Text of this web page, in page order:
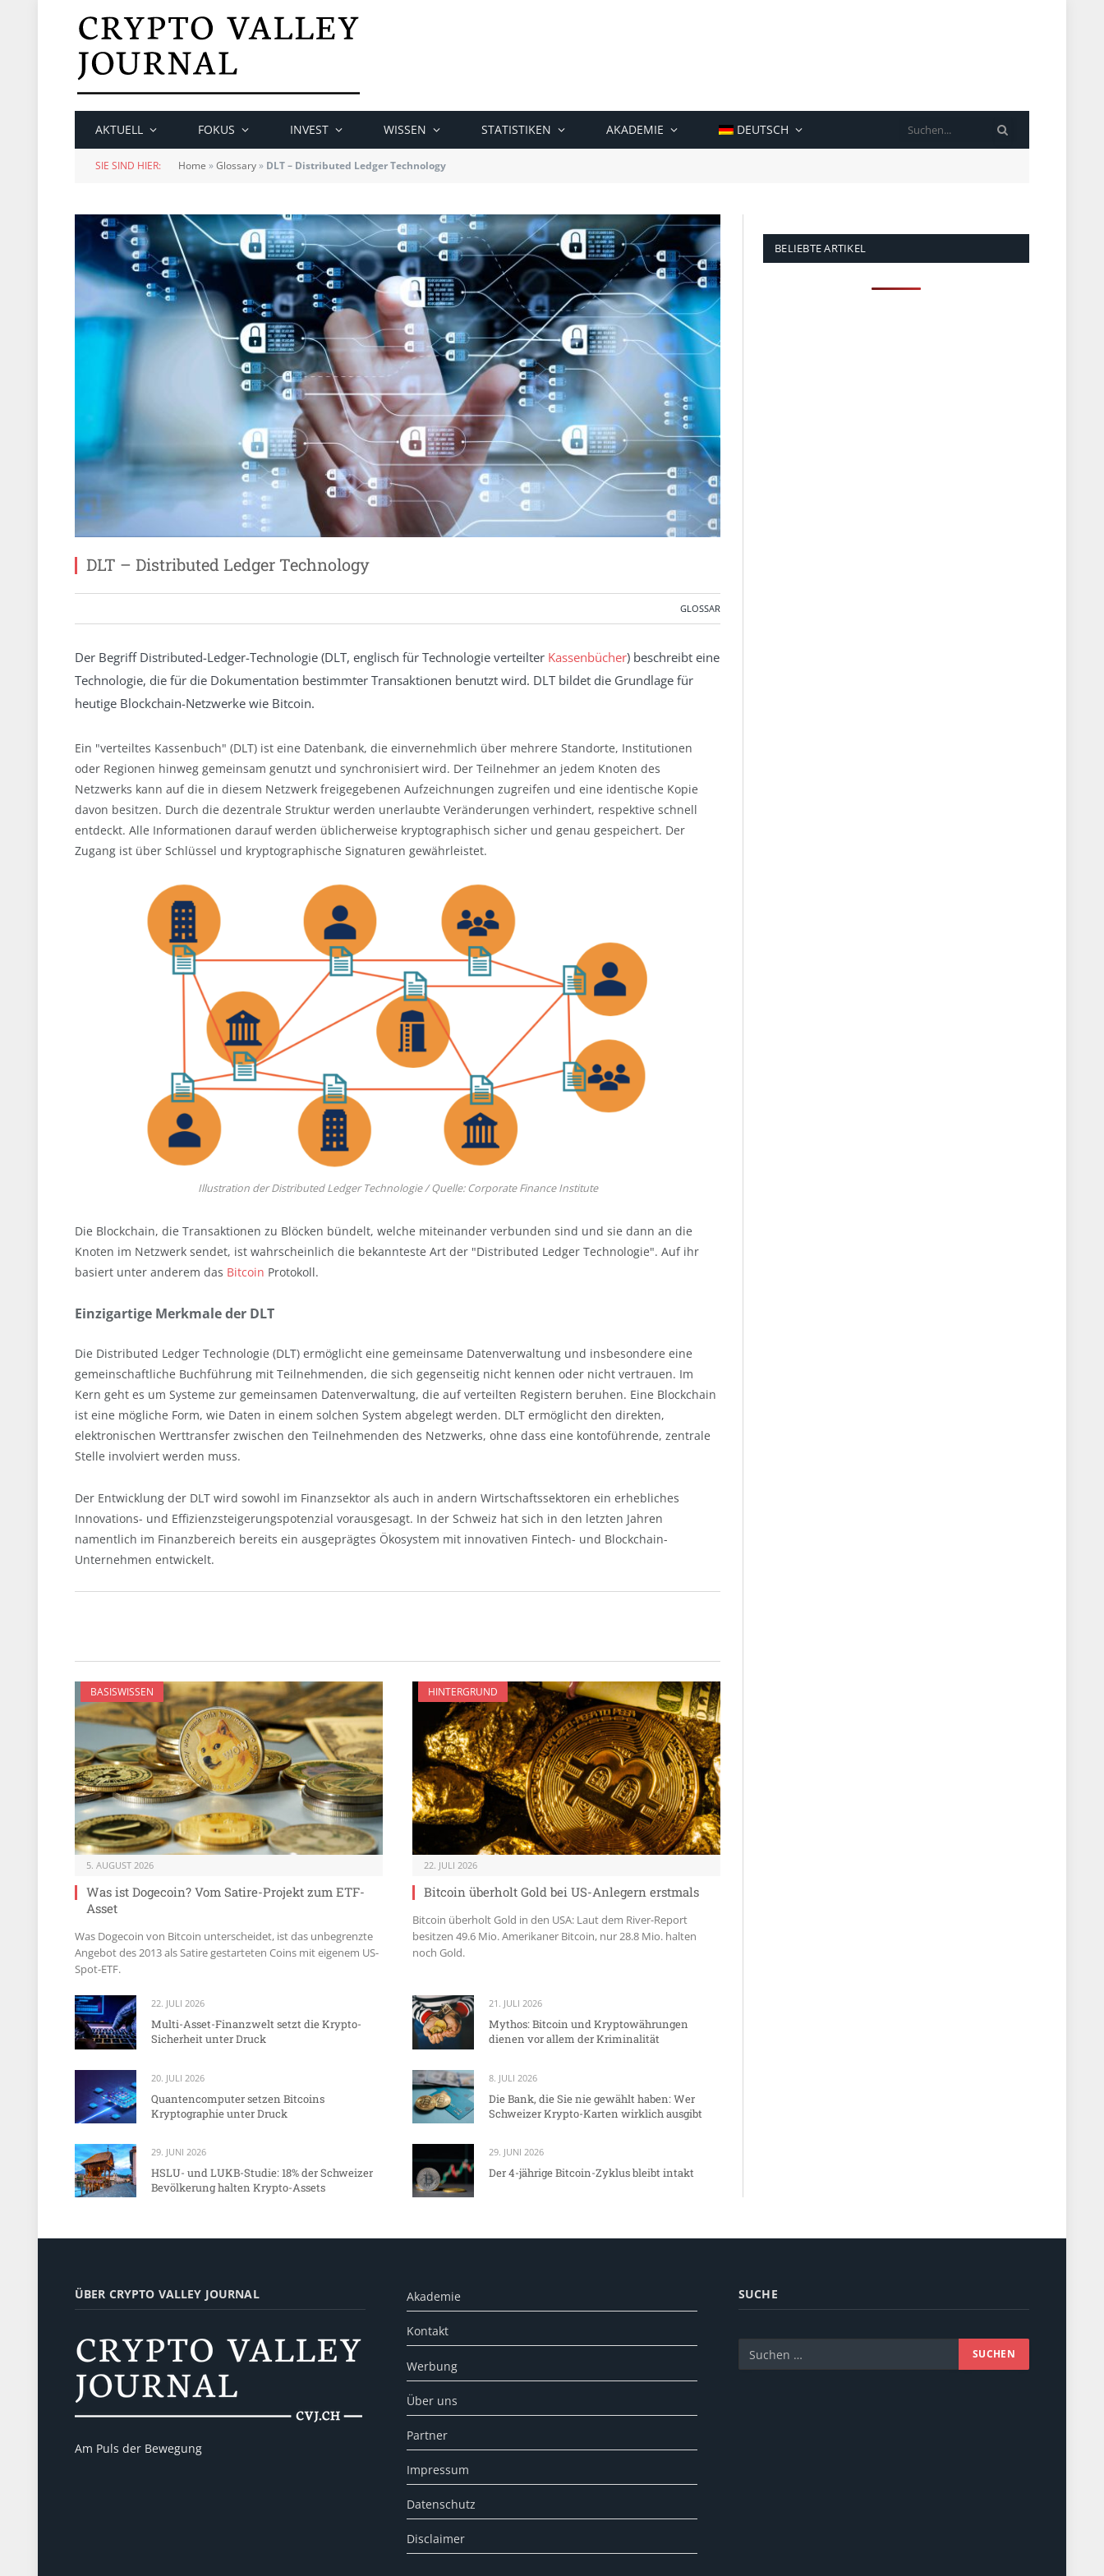
AKTUELL FOKUS INVEST WISSEN STATISTIKEN AKADEMIE DEUTSCH
SIE SIND HIER: Home »Glossary» DLT – Distributed Ledger Technology
DLT – Distributed Ledger Technology
GLOSSAR
Der Begriff Distributed-Ledger-Technologie (DLT, englisch für Technologie verteilter Kassenbücher) beschreibt eine
Technologie, die für die Dokumentation bestimmter Transaktionen benutzt wird. DLT bildet die Grundlage für
heutige Blockchain-Netzwerke wie Bitcoin.
Ein "verteiltes Kassenbuch" (DLT) ist eine Datenbank, die einvernehmlich über mehrere Standorte, Institutionen
oder Regionen hinweg gemeinsam genutzt und synchronisiert wird. Der Teilnehmer an jedem Knoten des
Netzwerks kann auf die in diesem Netzwerk freigegebenen Aufzeichnungen zugreifen und eine identische Kopie
davon besitzen. Durch die dezentrale Struktur werden unerlaubte Veränderungen verhindert, respektive schnell
entdeckt. Alle Informationen darauf werden üblicherweise kryptographisch sicher und genau gespeichert. Der
Zugang ist über Schlüssel und kryptographische Signaturen gewährleistet.
Illustration der Distributed Ledger Technologie / Quelle: Corporate Finance Institute
Die Blockchain, die Transaktionen zu Blöcken bündelt, welche miteinander verbunden sind und sie dann an die
Knoten im Netzwerk sendet, ist wahrscheinlich die bekannteste Art der "Distributed Ledger Technologie". Auf ihr
basiert unter anderem das Bitcoin Protokoll.
Einzigartige Merkmale der DLT
Die Distributed Ledger Technologie (DLT) ermöglicht eine gemeinsame Datenverwaltung und insbesondere eine
gemeinschaftliche Buchführung mit Teilnehmenden, die sich gegenseitig nicht kennen oder nicht vertrauen. Im
Kern geht es um Systeme zur gemeinsamen Datenverwaltung, die auf verteilten Registern beruhen. Eine Blockchain
ist eine mögliche Form, wie Daten in einem solchen System abgelegt werden. DLT ermöglicht den direkten,
elektronischen Werttransfer zwischen den Teilnehmenden des Netzwerks, ohne dass eine kontoführende, zentrale
Stelle involviert werden muss.
Der Entwicklung der DLT wird sowohl im Finanzsektor als auch in andern Wirtschaftssektoren ein erhebliches
Innovations- und Effizienzsteigerungspotenzial vorausgesagt. In der Schweiz hat sich in den letzten Jahren
namentlich im Finanzbereich bereits ein ausgeprägtes Ökosystem mit innovativen Fintech- und Blockchain-
Unternehmen entwickelt.
BASISWISSEN
5. AUGUST 2026
Was ist Dogecoin? Vom Satire-Projekt zum ETF-
Asset
Was Dogecoin von Bitcoin unterscheidet, ist das unbegrenzte
Angebot des 2013 als Satire gestarteten Coins mit eigenem US-
Spot-ETF.
HINTERGRUND
22. JULI 2026
Bitcoin überholt Gold bei US-Anlegern erstmals
Bitcoin überholt Gold in den USA: Laut dem River-Report
besitzen 49.6 Mio. Amerikaner Bitcoin, nur 28.8 Mio. halten
noch Gold.
22. JULI 2026
Multi-Asset-Finanzwelt setzt die Krypto-
Sicherheit unter Druck
21. JULI 2026
Mythos: Bitcoin und Kryptowährungen
dienen vor allem der Kriminalität
20. JULI 2026
Quantencomputer setzen Bitcoins
Kryptographie unter Druck
8. JULI 2026
Die Bank, die Sie nie gewählt haben: Wer
Schweizer Krypto-Karten wirklich ausgibt
29. JUNI 2026
HSLU- und LUKB-Studie: 18% der Schweizer
Bevölkerung halten Krypto-Assets
29. JUNI 2026
Der 4-jährige Bitcoin-Zyklus bleibt intakt
BELIEBTE ARTIKEL
ÜBER CRYPTO VALLEY JOURNAL
Am Puls der Bewegung
Akademie
Kontakt
Werbung
Über uns
Partner
Impressum
Datenschutz
Disclaimer
SUCHE